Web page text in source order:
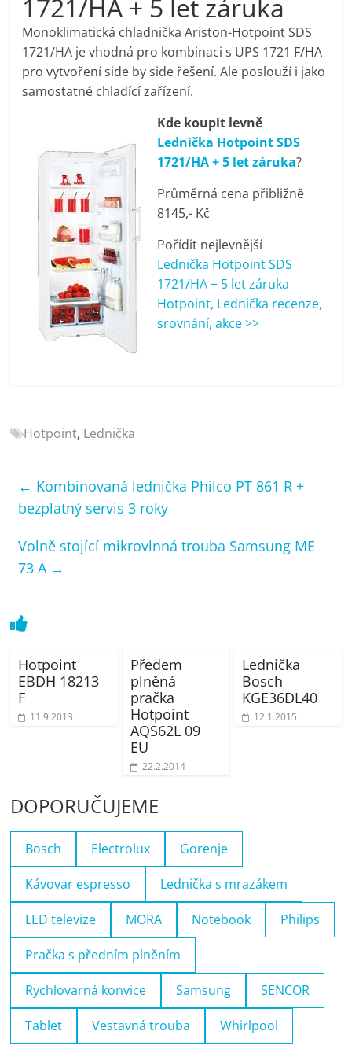
pračky,
televize,
notebooky,
mobilní
telefony,
kávovary,
bazény
Nejlepší
elektronika
pračky,
mobilní
telefony,
bazény
1721/HA + 5 let záruka
Monoklimatická chladnička Ariston-Hotpoint SDS
1721/HA je vhodná pro kombinaci s UPS 1721 F/HA
pro vytvoření side by side řešení. Ale poslouží i jako
samostatné chladící zařízení.
Kde koupit levně
Lednička Hotpoint SDS
1721/HA + 5 let záruka?
Průměrná cena přibližně
8145,- Kč
Pořídit nejlevnější
Lednička Hotpoint SDS
1721/HA + 5 let záruka
Hotpoint, Lednička recenze,
srovnání, akce >>
Hotpoint, Lednička
← Kombinovaná lednička Philco PT 861 R +
bezplatný servis 3 roky
Volně stojící mikrovlnná trouba Samsung ME
73 A →
Hotpoint
EBDH 18213
F
11.9.2013
Předem
plněná
pračka
Hotpoint
AQS62L 09
EU
22.2.2014
Lednička
Bosch
KGE36DL40
12.1.2015
DOPORUČUJEME
Bosch Electrolux Gorenje
Kávovar espresso Lednička s mrazákem
LED televize MORA Notebook Philips
Pračka s předním plněním
Rychlovarná konvice Samsung SENCOR
Tablet Vestavná trouba Whirlpool